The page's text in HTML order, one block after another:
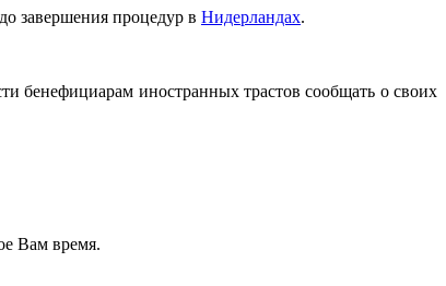
завершения процедур в Нидерландах.
бенефициарам иностранных трастов сообщать о своих
Вам время.